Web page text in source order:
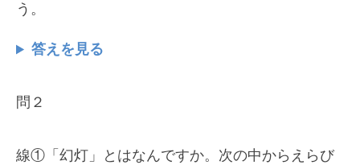
う。
答えを見る
問２
線①「幻灯」とはなんですか。次の中からえらび